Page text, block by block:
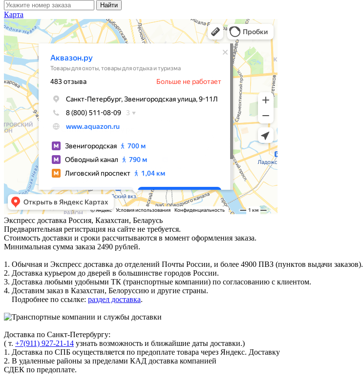
Карта
Экспресс доставка Россия, Казахстан, Беларусь
Предварительная регистрация на сайте не требуется.
Стоимость доставки и сроки рассчитываются в момент оформления заказа.
Минимальная сумма заказа 2490 рублей.
1. Обычная и Экспресс доставка до отделений Почты России, и более 4900 ПВЗ (пунктов выдачи заказов).
2. Доставка курьером до дверей в большинстве городов России.
3. Доставка любыми удобными ТК (транспортные компании) по согласованию с клиентом.
4. Доставим заказ в Казахстан, Белоруссию и другие страны.
Подробнее по ссылке: раздел доставка.
Доставка по Санкт-Петербургу:
( т. +7(911) 927-21-14 узнать возможность и ближайшие даты доставки.)
1. Доставка по СПБ осуществляется по предоплате товара через Яндекс. Доставку
2. В удаленные районы за пределами КАД доставка компанией
СДЕК по предоплате.